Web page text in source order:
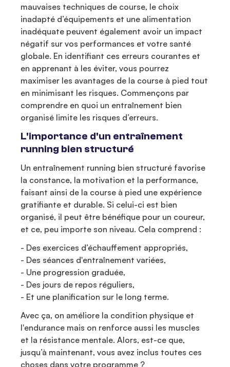
mauvaises techniques de course, le choix
inadapté d’équipements et une alimentation
inadéquate peuvent également avoir un impact
négatif sur vos performances et votre santé
globale. En identifiant ces erreurs courantes et
en apprenant à les éviter, vous pourrez
maximiser les avantages de la course à pied tout
en minimisant les risques. Commençons par
comprendre en quoi un entraînement bien
organisé limite les risques d’erreurs.
L'importance d'un entraînement
running bien structuré
Un entraînement running bien structuré favorise
la constance, la motivation et la performance,
faisant ainsi de la course à pied une expérience
gratifiante et durable. Si celui-ci est bien
organisé, il peut être bénéfique pour un coureur,
et ce, peu importe son niveau. Cela comprend :
- Des exercices d’échauffement appropriés,
- Des séances d'entraînement variées,
- Une progression graduée,
- Des jours de repos réguliers,
- Et une planification sur le long terme.
Avec ça, on améliore la condition physique et
l'endurance mais on renforce aussi les muscles
et la résistance mentale. Alors, est-ce que,
jusqu’à maintenant, vous avez inclus toutes ces
choses dans votre programme ?